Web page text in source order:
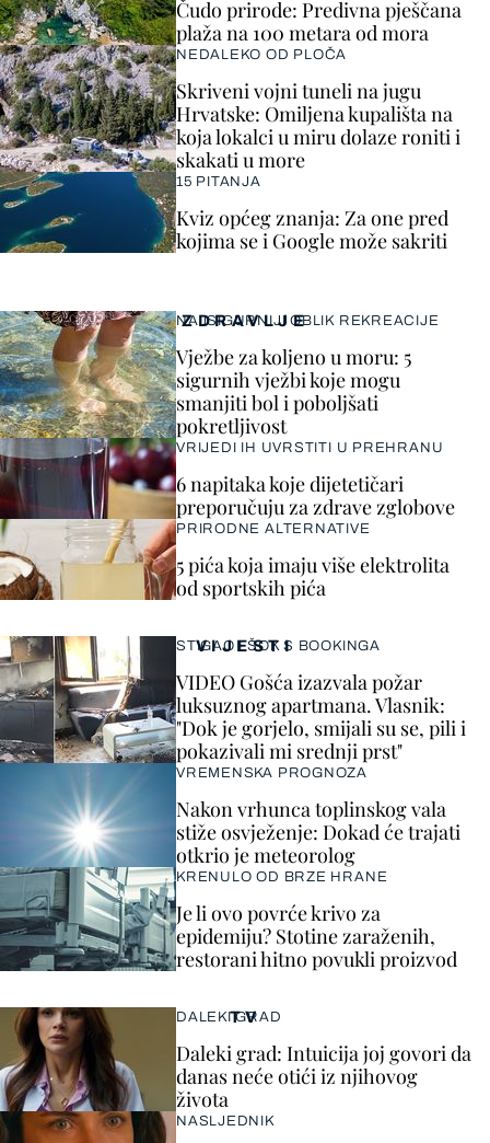
VIJESTI
STIGAO I ŠOK S BOOKINGA
VIDEO Gošća izazvala požar
luksuznog apartmana. Vlasnik:
"Dok je gorjelo, smijali su se, pili i
pokazivali mi srednji prst"
VREMENSKA PROGNOZA
Nakon vrhunca toplinskog vala
stiže osvježenje: Dokad će trajati
otkrio je meteorolog
KRENULO OD BRZE HRANE
Je li ovo povrće krivo za
epidemiju? Stotine zaraženih,
restorani hitno povukli proizvod
ZDRAVLJE
NAJSIGURNIJI OBLIK REKREACIJE
Vježbe za koljeno u moru: 5
sigurnih vježbi koje mogu
smanjiti bol i poboljšati
pokretljivost
VRIJEDI IH UVRSTITI U PREHRANU
6 napitaka koje dijetetičari
preporučuju za zdrave zglobove
PRIRODNE ALTERNATIVE
5 pića koja imaju više elektrolita
od sportskih pića
TV
DALEKI GRAD
Daleki grad: Intuicija joj govori da
danas neće otići iz njihovog
života
NASLJEDNIK
Čudo prirode: Predivna pješčana
plaža na 100 metara od mora
NEDALEKO OD PLOČA
Skriveni vojni tuneli na jugu
Hrvatske: Omiljena kupališta na
koja lokalci u miru dolaze roniti i
skakati u more
15 PITANJA
Kviz općeg znanja: Za one pred
kojima se i Google može sakriti